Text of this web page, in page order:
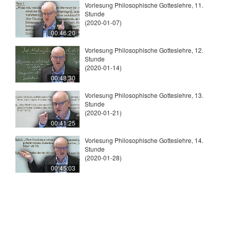
00:46:20
Vorlesung Philosophische Gotteslehre, 11.
Stunde
(2020-01-07)
00:48:30
Vorlesung Philosophische Gotteslehre, 12.
Stunde
(2020-01-14)
00:41:25
Vorlesung Philosophische Gotteslehre, 13.
Stunde
(2020-01-21)
00:45:03
Vorlesung Philosophische Gotteslehre, 14.
Stunde
(2020-01-28)